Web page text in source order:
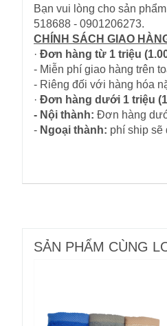
Bạn vui lòng cho sản
518688 - 0901206273.
CHÍNH SÁCH GIAO
· Đơn hàng từ 1 triệu
- Miễn phí giao hàng trên
- Riêng đối với hàng hóa
· Đơn hàng dưới 1 triệu
- Nội thành: Đơn hàng
- Ngoại thành: phí ship sẽ
SẢN PHẨM CÙNG